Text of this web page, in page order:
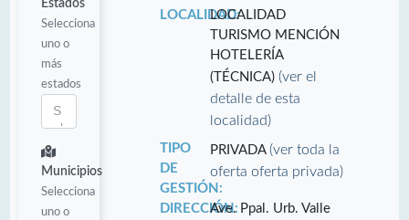
Estados
Selecciona
uno o
más
estados
Municipios
Selecciona
uno o
LOCALIDAD:LOCALIDAD
TURISMO MENCIÓN
HOTELERÍA
(TÉCNICA)(ver el
detalle de esta
localidad)
TIPO
DE
GESTIÓN:
PRIVADA(ver toda la
oferta oferta privada)
DIRECCIÓN:Ave. Ppal. Urb. Valle